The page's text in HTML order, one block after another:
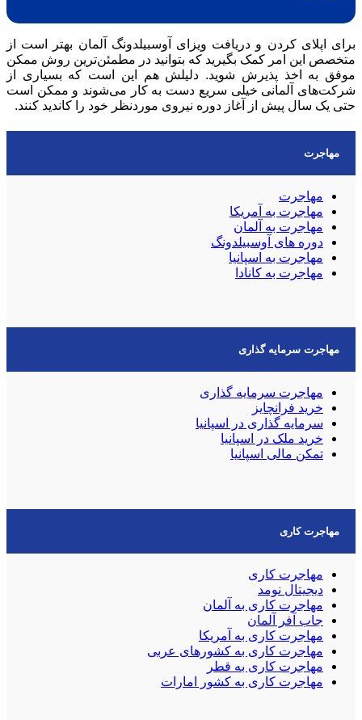
برای اپلای کردن و دریافت ویزای آوسبیلدونگ آلمان بهتر است از
متخصص این امر کمک بگیرید که بتوانید در مطمئن‌ترین روش ممکن
موفق به اخذ پذیرش شوید. دلیلش هم این است که بسیاری از
شرکت‌های آلمانی خیلی سریع دست به کار می‌شوند و ممکن است
حتی یک سال پیش از آغاز دوره نیروی موردنظر خود را کاندید کنند.
مهاجرت
مهاجرت
مهاجرت به آمریکا
مهاجرت به آلمان
دوره های آوسبیلدونگ
مهاجرت به اسپانیا
مهاجرت به کانادا
مهاجرت سرمایه گذاری
مهاجرت سرمایه گذاری
خرید فرانچایز
سرمایه گذاری در اسپانیا
خرید ملک در اسپانیا
تمکن مالی اسپانیا
مهاجرت کاری
مهاجرت کاری
دیجیتال نومد
مهاجرت کاری به آلمان
جاب آفر آلمان
مهاجرت کاری به آمریکا
مهاجرت کاری به کشورهای عربی
مهاجرت کاری به قطر
مهاجرت کاری به کشور امارات